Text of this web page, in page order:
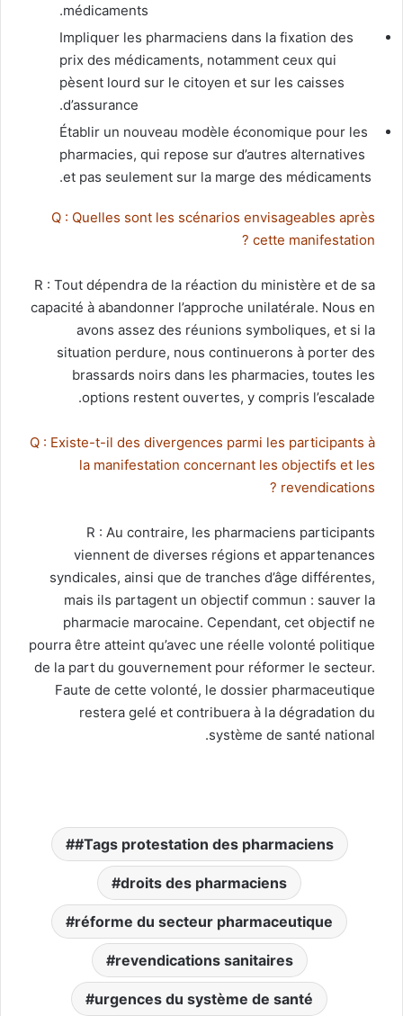
médicaments.
Impliquer les pharmaciens dans la fixation des
prix des médicaments, notamment ceux qui
pèsent lourd sur le citoyen et sur les caisses
d’assurance.
Établir un nouveau modèle économique pour les
pharmacies, qui repose sur d’autres alternatives
et pas seulement sur la marge des médicaments.
Q : Quelles sont les scénarios envisageables après
cette manifestation ?
R : Tout dépendra de la réaction du ministère et de sa
capacité à abandonner l’approche unilatérale. Nous en
avons assez des réunions symboliques, et si la
situation perdure, nous continuerons à porter des
brassards noirs dans les pharmacies, toutes les
options restent ouvertes, y compris l’escalade.
Q : Existe-t-il des divergences parmi les participants à
la manifestation concernant les objectifs et les
revendications ?
R : Au contraire, les pharmaciens participants
viennent de diverses régions et appartenances
syndicales, ainsi que de tranches d’âge différentes,
mais ils partagent un objectif commun : sauver la
pharmacie marocaine. Cependant, cet objectif ne
pourra être atteint qu’avec une réelle volonté politique
de la part du gouvernement pour réformer le secteur.
Faute de cette volonté, le dossier pharmaceutique
restera gelé et contribuera à la dégradation du
système de santé national.
#Tags protestation des pharmaciens
droits des pharmaciens
réforme du secteur pharmaceutique
revendications sanitaires
urgences du système de santé